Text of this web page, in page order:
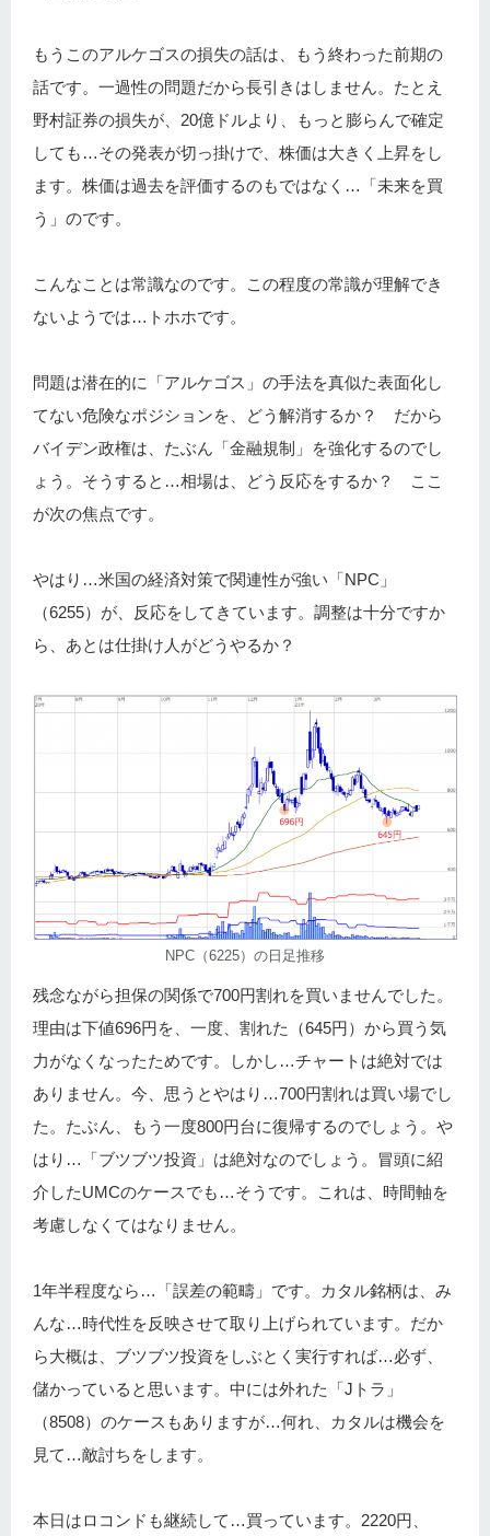
もうこのアルケゴスの損失の話は、もう終わった前期の
話です。一過性の問題だから長引きはしません。たとえ
野村証券の損失が、20億ドルより、もっと膨らんで確定
しても…その発表が切っ掛けで、株価は大きく上昇をし
ます。株価は過去を評価するのもではなく…「未来を買
う」のです。
こんなことは常識なのです。この程度の常識が理解でき
ないようでは…トホホです。
問題は潜在的に「アルケゴス」の手法を真似た表面化し
てない危険なポジションを、どう解消するか？ だから
バイデン政権は、たぶん「金融規制」を強化するのでし
ょう。そうすると…相場は、どう反応をするか？ ここ
が次の焦点です。
やはり…米国の経済対策で関連性が強い「NPC」
（6255）が、反応をしてきています。調整は十分ですか
ら、あとは仕掛け人がどうやるか？
NPC（6225）の日足推移
残念ながら担保の関係で700円割れを買いませんでした。
理由は下値696円を、一度、割れた（645円）から買う気
力がなくなったためです。しかし…チャートは絶対では
ありません。今、思うとやはり…700円割れは買い場でし
た。たぶん、もう一度800円台に復帰するのでしょう。や
はり…「ブツブツ投資」は絶対なのでしょう。冒頭に紹
介したUMCのケースでも…そうです。これは、時間軸を
考慮しなくてはなりません。
1年半程度なら…「誤差の範疇」です。カタル銘柄は、み
んな…時代性を反映させて取り上げられています。だか
ら大概は、ブツブツ投資をしぶとく実行すれば…必ず、
儲かっていると思います。中には外れた「Jトラ」
（8508）のケースもありますが…何れ、カタルは機会を
見て…敵討ちをします。
本日はロコンドも継続して…買っています。2220円、